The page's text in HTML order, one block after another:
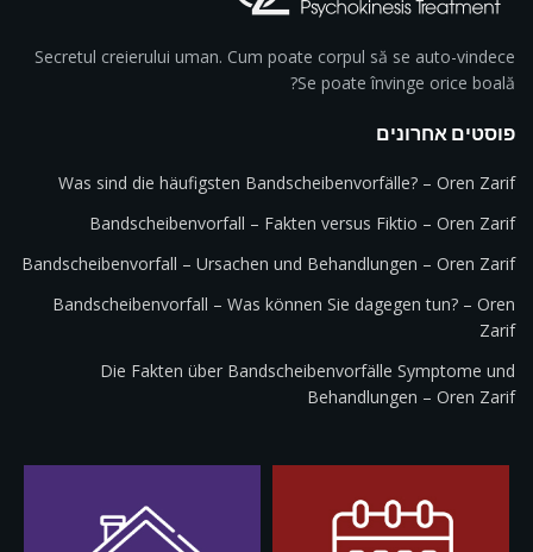
Secretul creierului uman. Cum poate corpul să se auto-vindece
Se poate învinge orice boală?
פוסטים אחרונים
Was sind die häufigsten Bandscheibenvorfälle? – Oren Zarif
Bandscheibenvorfall – Fakten versus Fiktio – Oren Zarif
Bandscheibenvorfall – Ursachen und Behandlungen – Oren Zarif
Bandscheibenvorfall – Was können Sie dagegen tun? – Oren
Zarif
Die Fakten über Bandscheibenvorfälle Symptome und
Behandlungen – Oren Zarif